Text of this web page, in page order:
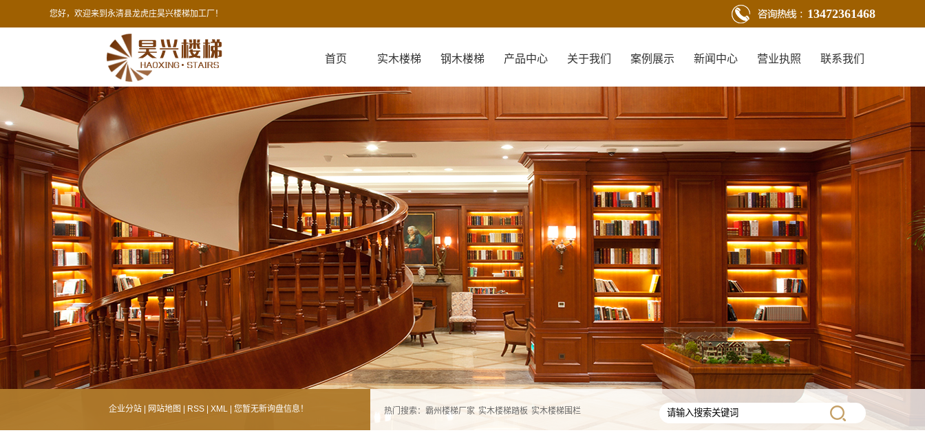
您好，欢迎来到永清县龙虎庄昊兴楼梯加工厂！ 13472361468
首页 实木楼梯 钢木楼梯 产品中心 关于我们 案例展示 新闻中心
技术知识
营业执照 联系我们
企业分站| 网站地图 RSS| XML| 您暂无新询盘信息！ 热门搜索： 霸州楼梯厂家 实木楼梯踏板 实木楼梯围栏